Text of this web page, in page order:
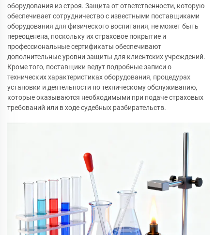
оборудования из строя. Защита от ответственности, которую
обеспечивает сотрудничество с известными поставщиками
оборудования для физического воспитания, не может быть
переоценена, поскольку их страховое покрытие и
профессиональные сертификаты обеспечивают
дополнительные уровни защиты для клиентских учреждений.
Кроме того, поставщики ведут подробные записи о
технических характеристиках оборудования, процедурах
установки и деятельности по техническому обслуживанию,
которые оказываются необходимыми при подаче страховых
требований или в ходе судебных разбирательств.